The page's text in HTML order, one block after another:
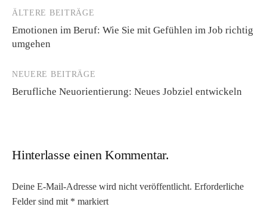
Beitragsnavigation
ÄLTERE BEITRÄGE
Emotionen im Beruf: Wie Sie mit Gefühlen im Job richtig
umgehen
NEUERE BEITRÄGE
Berufliche Neuorientierung: Neues Jobziel entwickeln
Hinterlasse einen Kommentar.
Deine E-Mail-Adresse wird nicht veröffentlicht. Erforderliche
Felder sind mit * markiert